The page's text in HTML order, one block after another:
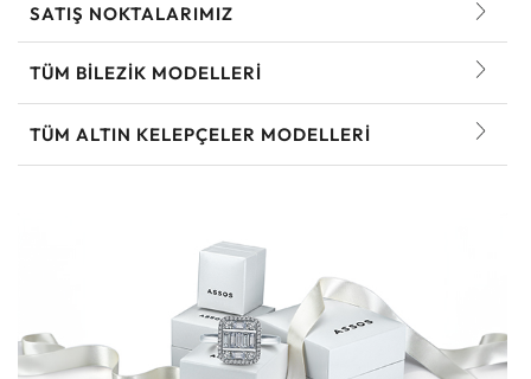
SATIŞ NOKTALARIMIZ
TÜM BILEZIK MODELLERI
TÜM ALTIN KELEPÇELER MODELLERI